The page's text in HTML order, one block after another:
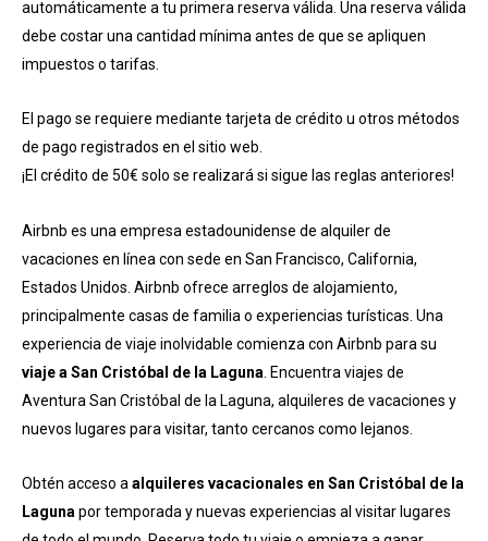
automáticamente a tu primera reserva válida. Una reserva válida
debe costar una cantidad mínima antes de que se apliquen
impuestos o tarifas.
El pago se requiere mediante tarjeta de crédito u otros métodos
de pago registrados en el sitio web.
¡El crédito de 50€ solo se realizará si sigue las reglas anteriores!
Airbnb es una empresa estadounidense de alquiler de
vacaciones en línea con sede en San Francisco, California,
Estados Unidos. Airbnb ofrece arreglos de alojamiento,
principalmente casas de familia o experiencias turísticas. Una
experiencia de viaje inolvidable comienza con Airbnb para su
viaje a San Cristóbal de la Laguna . Encuentra viajes de
Aventura San Cristóbal de la Laguna, alquileres de vacaciones y
nuevos lugares para visitar, tanto cercanos como lejanos.
Obtén acceso a alquileres vacacionales en San Cristóbal de la
Laguna por temporada y nuevas experiencias al visitar lugares